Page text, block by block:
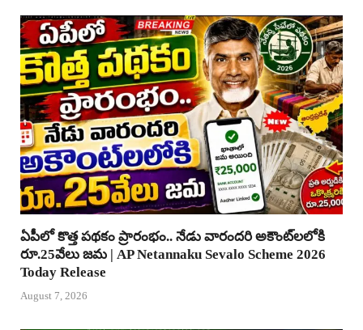
ఏపీలో కొత్త పథకం ప్రారంభం.. నేడు వారందరి అకౌంట్‌లలోకి
రూ.25వేలు జమ | AP Netannaku Sevalo Scheme 2026
Today Release
August 7, 2026